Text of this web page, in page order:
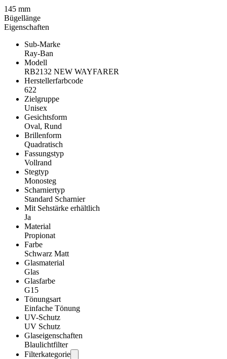
Eigenschaften
Sub-Marke
Ray-Ban
Modell
RB2132 NEW WAYFARER
Herstellerfarbcode
622
Zielgruppe
Unisex
Gesichtsform
Oval, Rund
Brillenform
Quadratisch
Fassungstyp
Vollrand
Stegtyp
Monosteg
Scharniertyp
Standard Scharnier
Mit Sehstärke erhältlich
Ja
Material
Propionat
Farbe
Schwarz Matt
Glasmaterial
Glas
Glasfarbe
G15
Tönungsart
Einfache Tönung
UV-Schutz
UV Schutz
Glaseigenschaften
Blaulichtfilter
Filterkategorie
145 mm
Bügellänge